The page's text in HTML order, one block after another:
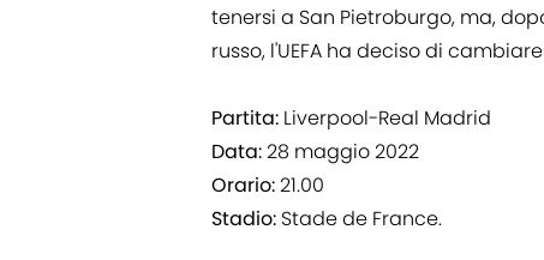
tenersi a San Pietroburgo, ma,
russo, l'UEFA ha deciso di
Partita: Liverpool-Real Madrid
Data:28 maggio 2022
Orario:21.00
Stadio: Stade de France.